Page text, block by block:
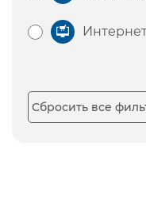
Сбросить все